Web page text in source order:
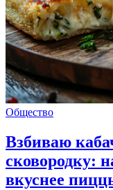
Общество
Взбиваю
сковородку:
вкуснее